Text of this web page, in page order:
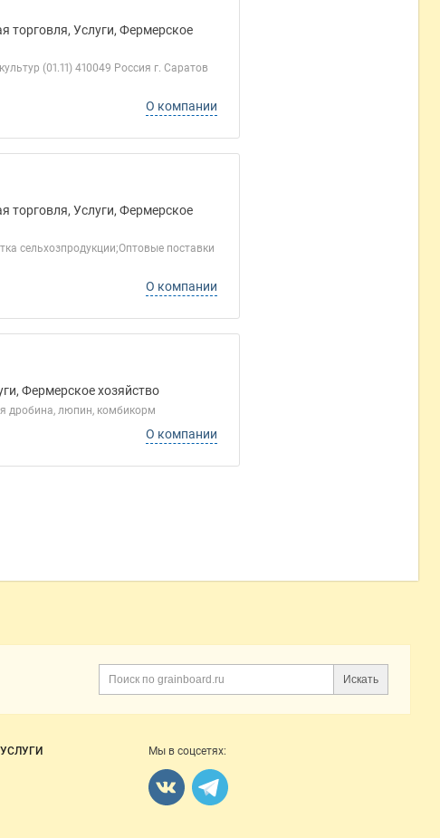
торговля, Услуги, Фермерское
(01.11) 410049 Россия г. Саратов
О компании
торговля, Услуги, Фермерское
сельхозпродукции;Оптовые поставки
О компании
Фермерское хозяйство
дробина, люпин, комбикорм
О компании
Искать
Мы в соцсетях: